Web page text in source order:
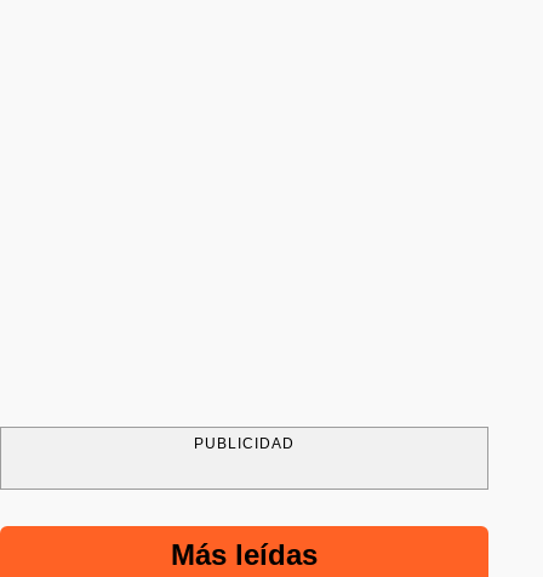
PUBLICIDAD
Más leídas